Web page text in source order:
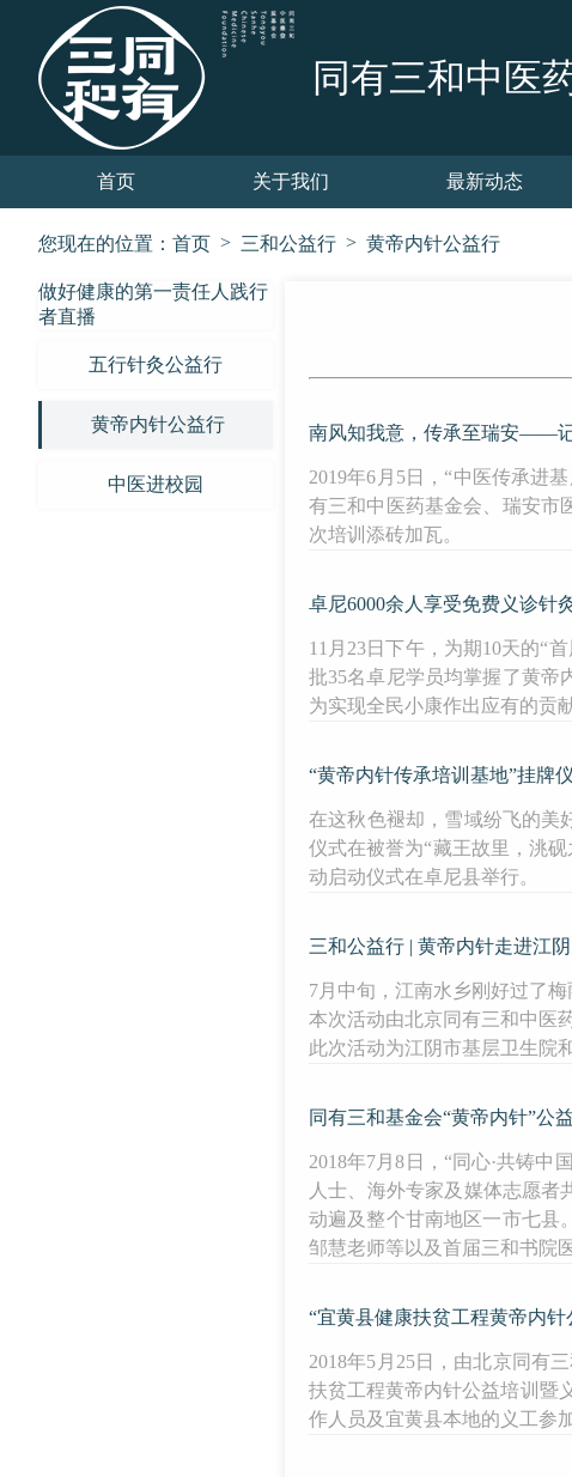
同有三和中医
首页 关于我们 最新动态
您现在的位置： 首页 > 三和公益行 > 黄帝内针公益行
做好健康的第一责任人践行
者直播
五行针灸公益行
黄帝内针公益行
中医进校园
南风知我意，传承至瑞安——
2019年6月5日，“中医传承进
有三和中医药基金会、瑞安市
次培训添砖加瓦。
卓尼6000余人享受免费义诊针
11月23日下午，为期10天的“
批35名卓尼学员均掌握了黄帝
为实现全民小康作出应有的贡献
“黄帝内针传承培训基地”挂牌
在这秋色褪却，雪域纷飞的美
仪式在被誉为“藏王故里，洮
动启动仪式在卓尼县举行。
三和公益行 | 黄帝内针走进江阴
7月中旬，江南水乡刚好过了
本次活动由北京同有三和中医
此次活动为江阴市基层卫生院
同有三和基金会“黄帝内针”公
2018年7月8日，“同心·共铸
人士、海外专家及媒体志愿者
动遍及整个甘南地区一市七县
邹慧老师等以及首届三和书院
“宜黄县健康扶贫工程黄帝内
2018年5月25日，由北京同有
扶贫工程黄帝内针公益培训暨
作人员及宜黄县本地的义工参